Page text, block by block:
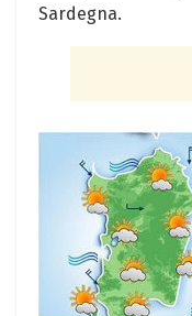
Sardegna.